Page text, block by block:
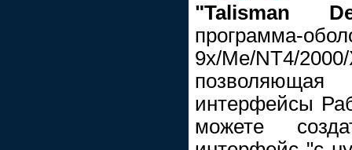
"Talisman
программа-
9x/Me/NT4/
интерфейсы
можете